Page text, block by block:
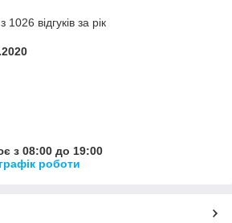
відгуків за рік
з 08:00 до 19:00
роботи